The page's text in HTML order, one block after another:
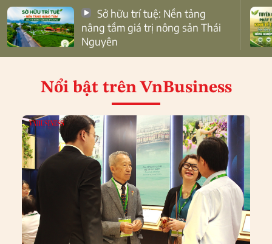
nâng tầm giá trị nông sản Thái
Nguyên
Nổi bật trên VnBusiness